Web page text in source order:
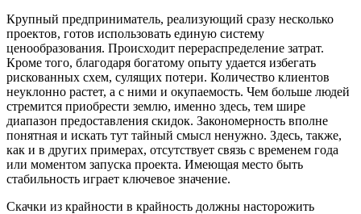
Крупный предприниматель, реализующий сразу несколько
проектов, готов использовать единую систему
ценообразования. Происходит перераспределение затрат.
Кроме того, благодаря богатому опыту удается избегать
рискованных схем, сулящих потери. Количество клиентов
неуклонно растет, а с ними и окупаемость. Чем больше людей
стремится приобрести землю, именно здесь, тем шире
диапазон предоставления скидок. Закономерность вполне
понятная и искать тут тайный смысл ненужно. Здесь, также,
как и в других примерах, отсутствует связь с временем года
или моментом запуска проекта. Имеющая место быть
стабильность играет ключевое значение.
Скачки из крайности в крайность должны насторожить